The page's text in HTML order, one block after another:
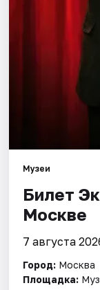
Музеи
Билет
Москве
7 августа
Город: Москва
Площадка: